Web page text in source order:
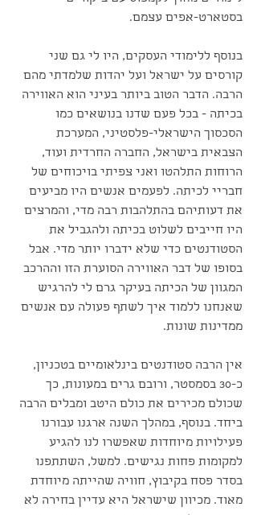
בסטארט-אפים עצמם.
בנוסף ללימודי העסקים, היו לי גם שני
קורסים על ישראל ועל יהדות שלמדתי מהם
הרבה. הדבר הטוב ביותר בעיני הוא האווירה
בכיתה - בכל פעם שדנו בנושאים כמו
הסכסוך הישראלי-פלסטיני, המערכת
הצבאית בישראל, החברה החרדית ועוד,
הרוחות התלהטו ואני צפיתי בויכוחים של
חבריי לכיתה. לפעמים אנשים היו מביעים
את דעותיהם בהתלהבות רבה מדי, והמרצים
היו חייבים לשלוט בכיתה ולהגביל את
הסטודנטים כדי שלא ידברו יותר מדי. אבל
בסופו של דבר האווירה הסוערת הזו וההרכב
המגוון של הכיתה בעיקר גרם לי להרגיש
שאנחנו ללמוד איך לשתף פעולה עם אנשים
ממדינות שונות.
אין הרבה סטודנטים בינלאומיים בטכניון,
כ-30 בסמסטר, ורובם גרים במעונות, כך
שכולם מכירים את כולם היטב ומבלים הרבה
ביחד. בנוסף, במהלך השנה ארגנו עבורנו
פעילויות מיוחדות שאפשרו לנו להגיע
למקומות פחות נגישים. למשל, השתתפנו
בסדר פסח בקיבוץ, חוויה שהייתה מיוחדת
מאוד. מכיוון שישראל היא עדיין בחירה לא